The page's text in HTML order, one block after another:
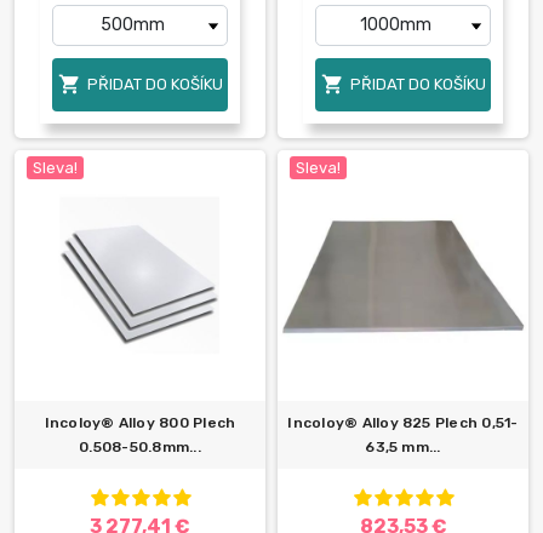
 PŘIDAT DO KOŠÍKU  PŘIDAT DO KOŠÍKU
Sleva!
Incoloy® Alloy 800 Plech
0.508-50.8mm...
3 277,41 €
Sleva!
Incoloy® Alloy 825 Plech 0,51-
63,5 mm...
823,53 €